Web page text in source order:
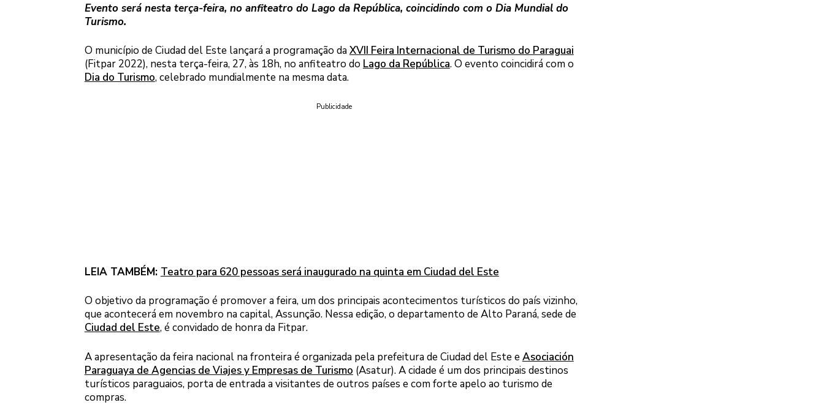
Evento será nesta terça-feira, no anfiteatro do Lago da República, coincidindo com o Dia Mundial do
Turismo.
O município de Ciudad del Este lançará a programação daXVII Feira Internacional de Turismo do Paraguai
(Fitpar 2022), nesta terça-feira, 27, às 18h, no anfiteatro do Lago da República. O evento coincidirá com o
Dia do Turismo, celebrado mundialmente na mesma data.
Publicidade
LEIA TAMBÉM: Teatro para 620 pessoas será inaugurado na quinta em Ciudad del Este
O objetivo da programação é promover a feira, um dos principais acontecimentos turísticos do país vizinho,
que acontecerá em novembro na capital, Assunção. Nessa edição, o departamento de Alto Paraná, sede de
Ciudad del Este, é convidado de honra da Fitpar.
A apresentação da feira nacional na fronteira é organizada pela prefeitura de Ciudad del Este e Asociación
Paraguaya de Agencias de Viajes y Empresas de Turismo (Asatur). A cidade é um dos principais destinos
turísticos paraguaios, porta de entrada a visitantes de outros países e com forte apelo ao turismo de
compras.